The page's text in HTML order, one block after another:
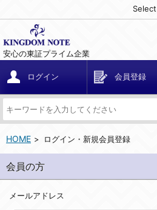
安心の東証プライム企業
ログイン 会員登録
HOME ログイン・新規会員登録
会員の方
メールアドレス